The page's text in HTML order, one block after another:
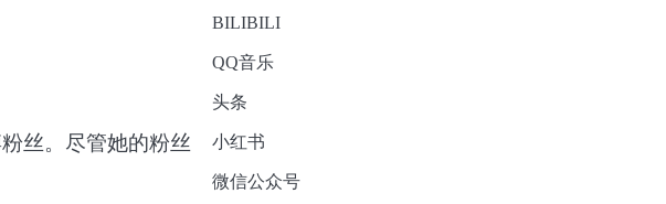
丝。尽管她的粉丝
BILIBILI
QQ音乐
头条
小红书
微信公众号